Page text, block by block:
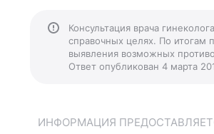
Консультация врача
справочных целях. По итогам
выявления возможных
Ответ опубликован 4 марта
ИНФОРМАЦИЯ